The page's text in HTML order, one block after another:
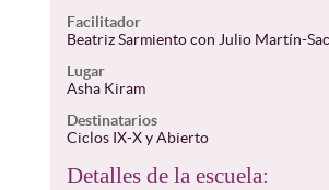
Facilitador
Beatriz Sarmiento con Julio Martín-
Lugar
Asha Kiram
Destinatarios
Ciclos IX-X y Abierto
Detalles de la escuela: